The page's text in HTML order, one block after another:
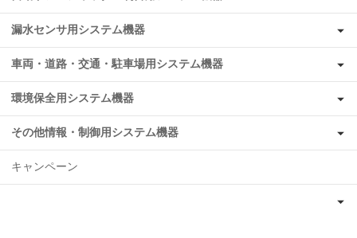
漏水センサ用システム機器
車両・道路・交通・駐車場用システム機器
環境保全用システム機器
その他情報・制御用システム機器
キャンペーン